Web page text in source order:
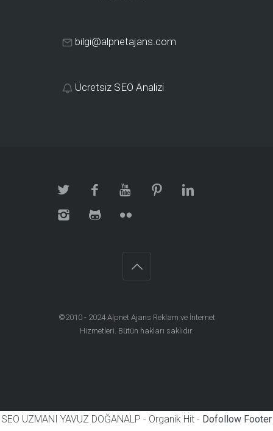
bilgi@alpnetajans.com
Ücretsiz SEO Analizi
©2010 - 2024Alpnet Ajans Reklam ve İnternet
Hizmetleri . Bütün hakları saklıdır.
SEO UZMANI YAVUZ DOĞANALP - Organik Hit - Dofollow Footer